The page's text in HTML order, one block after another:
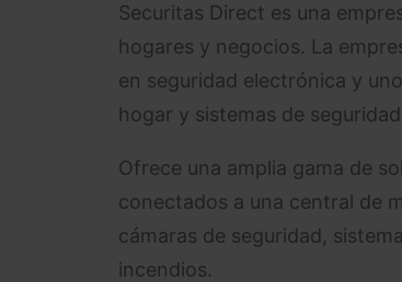
Securitas Direct es una
hogares y negocios. La
en seguridad electrónica y
hogar y sistemas de
Ofrece una amplia gama de
conectados a una central de
cámaras de seguridad,
incendios.